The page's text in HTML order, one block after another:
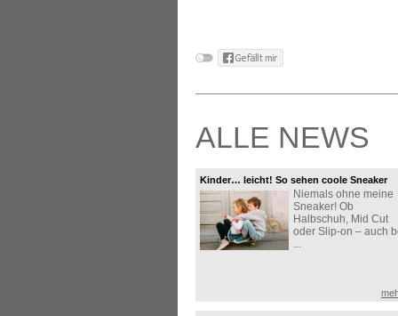
ALLE NEWS
Kinder… leicht! So sehen coole Sneaker
aus!
Niemals ohne meine
Sneaker! Ob
Halbschuh, Mid Cut
oder Slip-on – auch
...